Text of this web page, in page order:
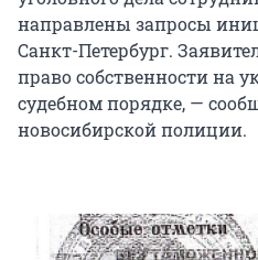
направлены запросы
Санкт-Петербург.
право собственности на
судебном порядке, —
новосибирской полиции.